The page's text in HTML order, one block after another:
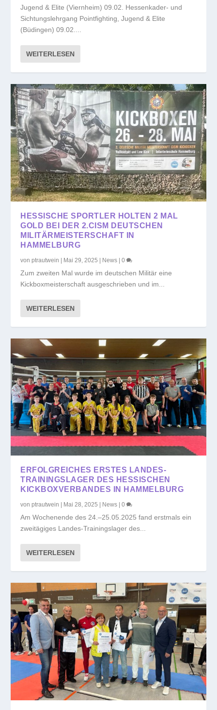
Jugend & Elite (Viernheim) 09.02. Hessenkader- und
Sichtungslehrgang Pointfighting, Jugend & Elite
(Büdingen) 09.02....
WEITERLESEN
HESSISCHE SPORTLER HOLTEN 2 MAL
GOLD BEI DER 2.CISM DEUTSCHEN
MILITÄRMEISTERSCHAFT IN
HAMMELBURG
vonptrautwein | Mai 29, 2025 | News |0
Zum zweiten Mal wurde im deutschen Militär eine
Kickboxmeisterschaft ausgeschrieben und im...
WEITERLESEN
ERFOLGREICHES ERSTES LANDES-
TRAININGSLAGER DES HESSISCHEN
KICKBOXVERBANDES IN HAMMELBURG
vonptrautwein Mai 28, 2025 News |0
Am Wochenende des 24.–25.05.2025 fand erstmals ein
zweitägiges Landes-Trainingslager des...
WEITERLESEN